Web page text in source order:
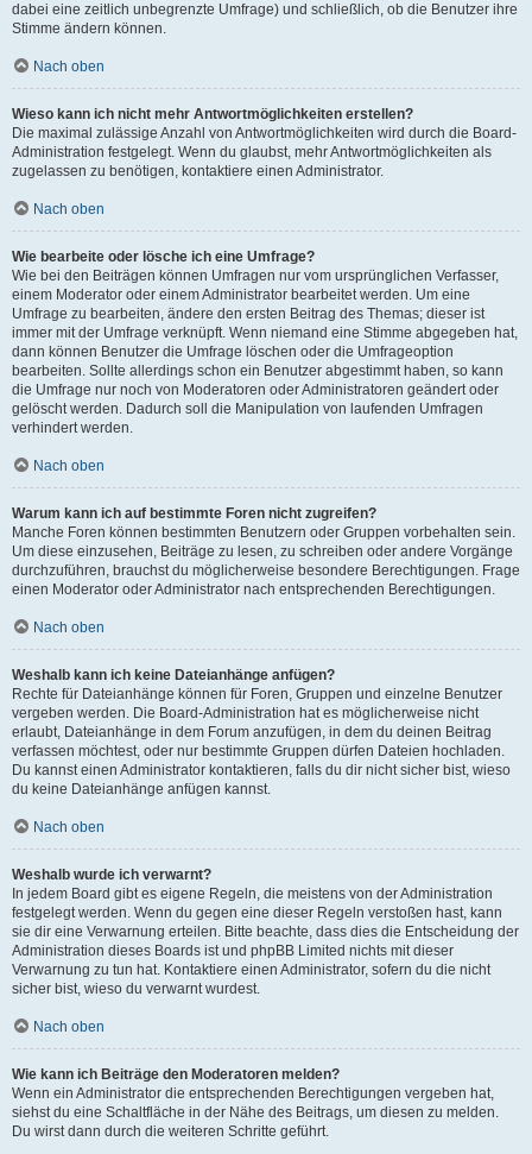
dabei eine zeitlich unbegrenzte Umfrage) und schließlich, ob die Benutzer ihre
Stimme ändern können.
Nach oben
Wieso kann ich nicht mehr Antwortmöglichkeiten erstellen?
Die maximal zulässige Anzahl von Antwortmöglichkeiten wird durch die Board-
Administration festgelegt. Wenn du glaubst, mehr Antwortmöglichkeiten als
zugelassen zu benötigen, kontaktiere einen Administrator.
Nach oben
Wie bearbeite oder lösche ich eine Umfrage?
Wie bei den Beiträgen können Umfragen nur vom ursprünglichen Verfasser,
einem Moderator oder einem Administrator bearbeitet werden. Um eine
Umfrage zu bearbeiten, ändere den ersten Beitrag des Themas; dieser ist
immer mit der Umfrage verknüpft. Wenn niemand eine Stimme abgegeben hat,
dann können Benutzer die Umfrage löschen oder die Umfrageoption
bearbeiten. Sollte allerdings schon ein Benutzer abgestimmt haben, so kann
die Umfrage nur noch von Moderatoren oder Administratoren geändert oder
gelöscht werden. Dadurch soll die Manipulation von laufenden Umfragen
verhindert werden.
Nach oben
Warum kann ich auf bestimmte Foren nicht zugreifen?
Manche Foren können bestimmten Benutzern oder Gruppen vorbehalten sein.
Um diese einzusehen, Beiträge zu lesen, zu schreiben oder andere Vorgänge
durchzuführen, brauchst du möglicherweise besondere Berechtigungen. Frage
einen Moderator oder Administrator nach entsprechenden Berechtigungen.
Nach oben
Weshalb kann ich keine Dateianhänge anfügen?
Rechte für Dateianhänge können für Foren, Gruppen und einzelne Benutzer
vergeben werden. Die Board-Administration hat es möglicherweise nicht
erlaubt, Dateianhänge in dem Forum anzufügen, in dem du deinen Beitrag
verfassen möchtest, oder nur bestimmte Gruppen dürfen Dateien hochladen.
Du kannst einen Administrator kontaktieren, falls du dir nicht sicher bist, wieso
du keine Dateianhänge anfügen kannst.
Nach oben
Weshalb wurde ich verwarnt?
In jedem Board gibt es eigene Regeln, die meistens von der Administration
festgelegt werden. Wenn du gegen eine dieser Regeln verstoßen hast, kann
sie dir eine Verwarnung erteilen. Bitte beachte, dass dies die Entscheidung der
Administration dieses Boards ist und phpBB Limited nichts mit dieser
Verwarnung zu tun hat. Kontaktiere einen Administrator, sofern du die nicht
sicher bist, wieso du verwarnt wurdest.
Nach oben
Wie kann ich Beiträge den Moderatoren melden?
Wenn ein Administrator die entsprechenden Berechtigungen vergeben hat,
siehst du eine Schaltfläche in der Nähe des Beitrags, um diesen zu melden.
Du wirst dann durch die weiteren Schritte geführt.